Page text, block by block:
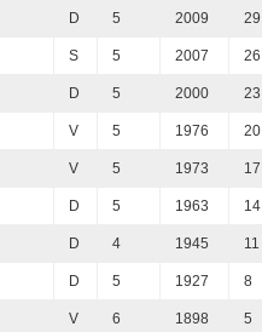
D 5 2009 29
S 5 2007 26
D 5 2000 23
V 5 1976 20
V 5 1973 17
D 5 1963 14
D 4 1945 11
D 5 1927 8
V 6 1898 5